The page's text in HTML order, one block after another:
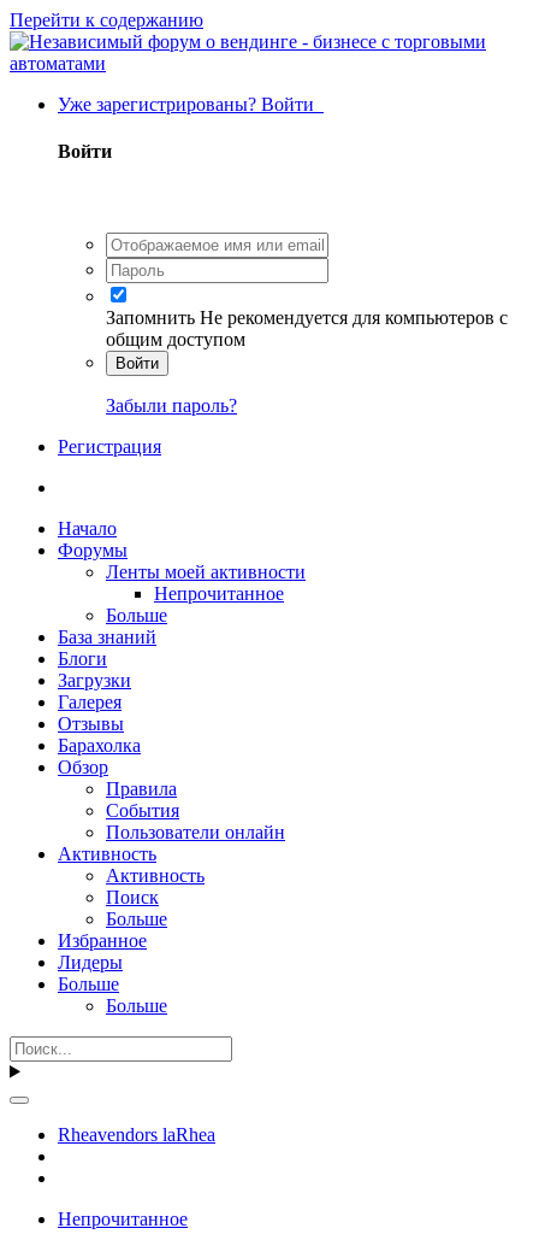
Перейти к содержанию
Уже зарегистрированы? Войти
Войти
Запомнить Не рекомендуется для компьютеров с
общим доступом
Войти
Забыли пароль?
Регистрация
Начало
Форумы
Ленты моей активности
Непрочитанное
Больше
База знаний
Блоги
Загрузки
Галерея
Отзывы
Барахолка
Обзор
Правила
События
Пользователи онлайн
Активность
Активность
Поиск
Больше
Избранное
Лидеры
Больше
Больше
Rheavendors laRhea
Непрочитанное